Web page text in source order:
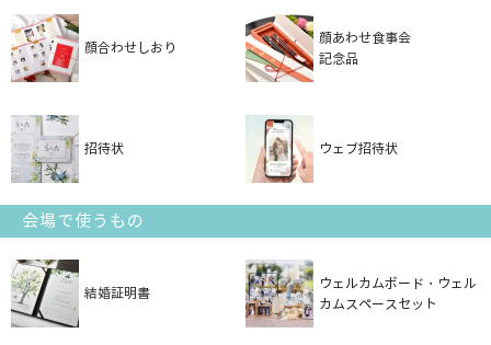
顔合わせしおり
顔あわせ食事会
記念品
招待状 ウェブ招待状
会場で使うもの
結婚証明書
ウェルカムボード・ウェル
カムスペースセット